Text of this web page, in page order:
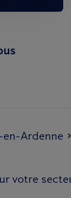
en-Ardenne
votre